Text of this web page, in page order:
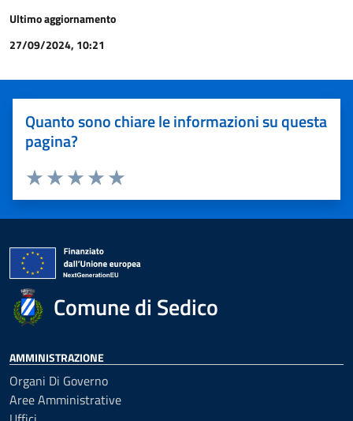
Ultimo aggiornamento
27/09/2024, 10:21
Quanto sono chiare le informazioni su questa
pagina?
Valuta 5 stelle su 5
Valuta 4 stelle su 5
Valuta 3 stelle su 5
Valuta 2 stelle su 5
Valuta 1 stelle su 5
Comune di Sedico
AMMINISTRAZIONE
Organi Di Governo
Aree Amministrative